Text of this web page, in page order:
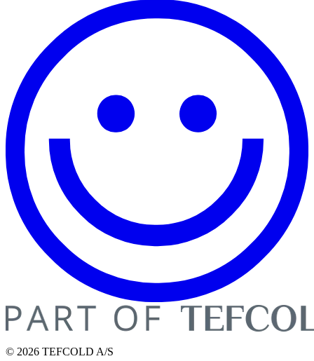
© 2026 TEFCOLD A/S